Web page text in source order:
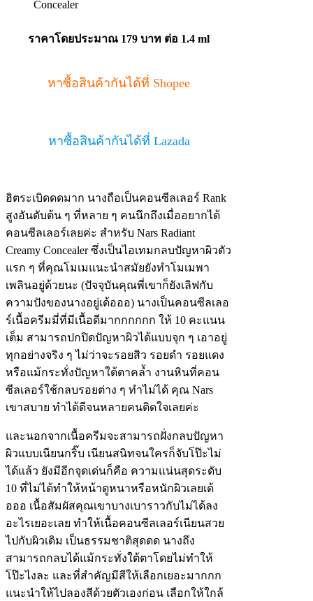
ราคาโดยประมาณ 179 บาท ต่อ 1.4 ml
หาซื้อสินค้ากันได้ที่ Shopee
หาซื้อสินค้ากันได้ที่ Lazada
ฮิตระเบิดดดมาก นางถือเป็นคอนซีลเลอร์ Rank
สูงอันดับต้น ๆ ที่หลาย ๆ คนนึกถึงเมื่ออยากได้
คอนซีลเลอร์เลยค่ะ สำหรับ Nars Radiant
Creamy Concealer ซึ่งเป็นไอเทมกลบปัญหาผิวตัว
แรก ๆ ที่คุณโมเมแนะนำสมัยยังทำโมเมพา
เพลินอยู่ด้วยนะ (ปัจจุบันคุณพี่เขาก็ยังเลิฟกับ
ความปังของนางอยู่เด้อออ) นางเป็นคอนซีลเลอ
ร์เนื้อครีมมี่ที่มีเนื้อดีมากกกกกก ให้ 10 คะแนน
เต็ม สามารถปกปิดปัญหาผิวได้แบบจุก ๆ เอาอยู่
ทุกอย่างจริง ๆ ไม่ว่าจะรอยสิว รอยดำ รอยแดง
หรือแม้กระทั่งปัญหาใต้ตาคล้ำ งานหินที่คอน
ซีลเลอร์ใช้กลบรอยต่าง ๆ ทำไม่ได้ คุณ Nars
เขาสบาย ทำได้ดีจนหลายคนติดใจเลยค่ะ
และนอกจากเนื้อครีมจะสามารถฝั่งกลบปัญหา
ผิวแบบเนียนกริ๊บ เนียนสนิทจนใครก็จับโป๊ะไม่
ได้แล้ว ยังมีอีกจุดเด่นก็คือ ความแน่นสุดระดับ
10 ที่ไม่ได้ทำให้หน้าดูหนาหรือหนักผิวเลยเด้
อออ เนื้อสัมผัสคุณเขาบางเบาราวกับไม่ได้ลง
อะไรเยอะเลย ทำให้เนื้อคอนซีลเลอร์เนียนสวย
ไปกับผิวเดิม เป็นธรรมชาติสุดดด นางถึง
สามารถกลบได้แม้กระทั่งใต้ตาโดยไม่ทำให้
โป๊ะไงละ และที่สำคัญมีสีให้เลือกเยอะมากกก
แนะนำให้ไปลองสีด้วยตัวเองก่อน เลือกให้ใกล้